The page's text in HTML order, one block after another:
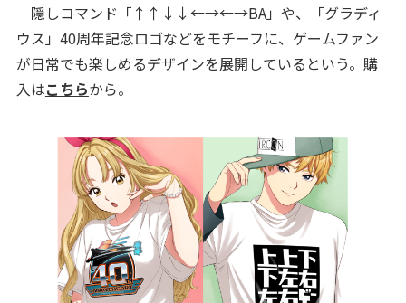
隠しコマンド「↑↑↓↓←→←→BA」や、「グラディ
ウス」40周年記念ロゴなどをモチーフに、ゲームファン
が日常でも楽しめるデザインを展開しているという。購
入はこちらから。